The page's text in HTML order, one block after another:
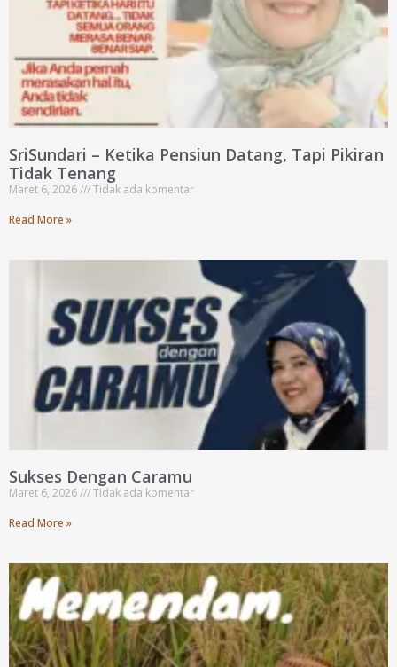
SriSundari – Ketika Pensiun Datang, Tapi Pikiran
Tidak Tenang
Maret 6, 2026
Tidak ada komentar
Read More »
Sukses Dengan Caramu
Maret 6, 2026
Tidak ada komentar
Read More »